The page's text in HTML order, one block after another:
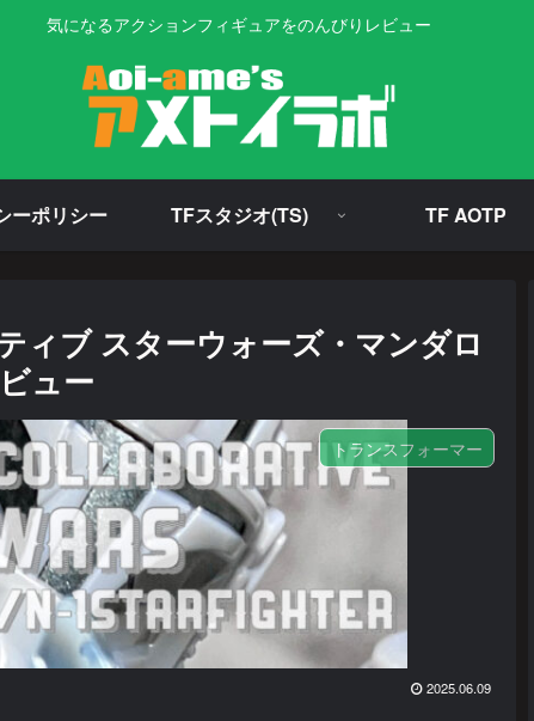
気になるアクションフィギュアをのんびりレビュー
ーポリシー TFスタジオ(TS) TF AOTP
ィブ スターウォーズ・マンダロ
ュー
トランスフォーマー
2025.06.09